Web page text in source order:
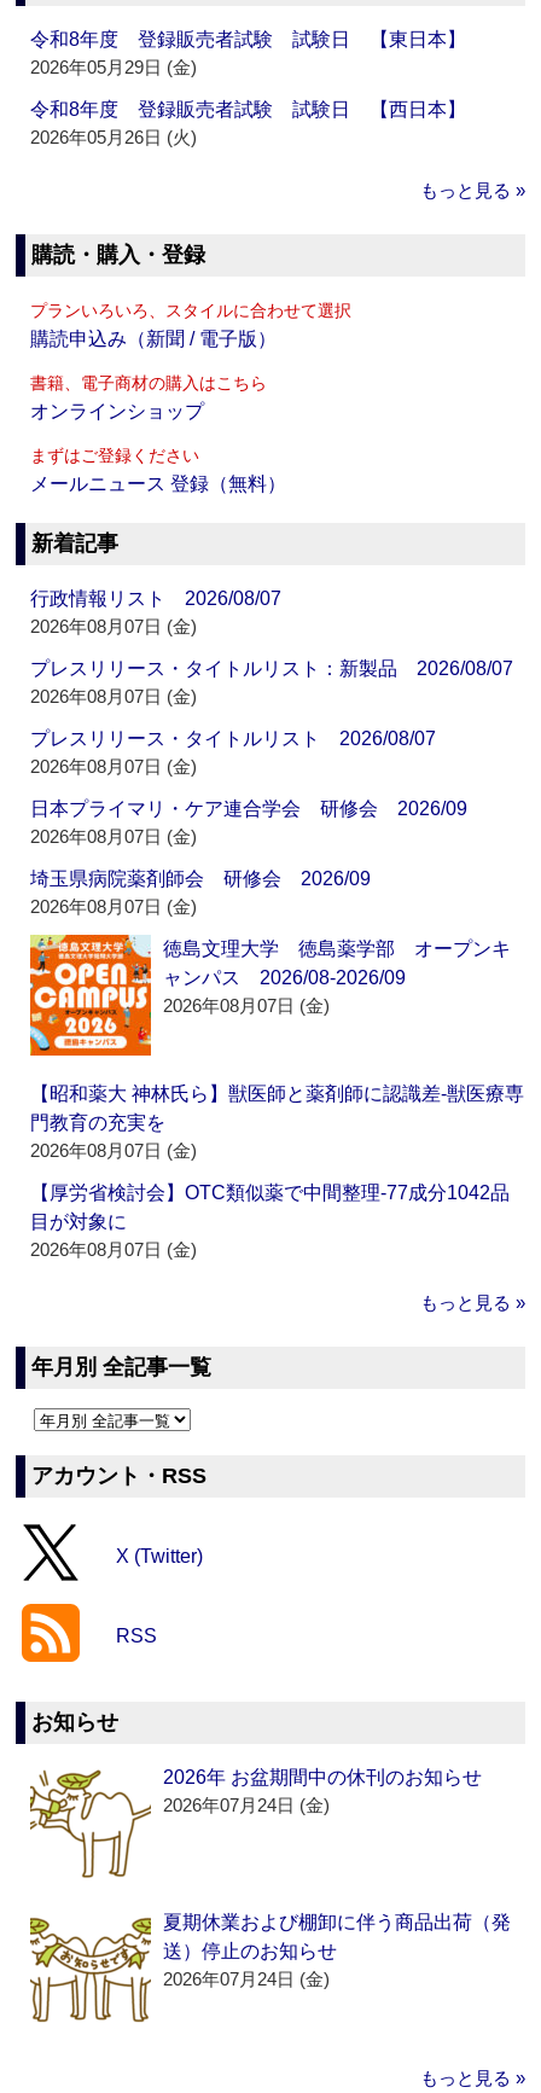
令和8年度 登録販売者試験 試験日 【東日本】
2026年05月29日 (金)
令和8年度 登録販売者試験 試験日 【西日本】
2026年05月26日 (火)
もっと見る »
購読・購入・登録
プランいろいろ、スタイルに合わせて選択
購読申込み（新聞 / 電子版）
書籍、電子商材の購入はこちら
オンラインショップ
まずはご登録ください
メールニュース 登録（無料）
新着記事
行政情報リスト 2026/08/07
2026年08月07日 (金)
プレスリリース・タイトルリスト：新製品 2026/08/07
2026年08月07日 (金)
プレスリリース・タイトルリスト 2026/08/07
2026年08月07日 (金)
日本プライマリ・ケア連合学会 研修会 2026/09
2026年08月07日 (金)
埼玉県病院薬剤師会 研修会 2026/09
2026年08月07日 (金)
徳島文理大学 徳島薬学部 オープンキ
ャンパス 2026/08-2026/09
2026年08月07日 (金)
【昭和薬大 神林氏ら】獣医師と薬剤師に認識差‐獣医療専
門教育の充実を
2026年08月07日 (金)
【厚労省検討会】OTC類似薬で中間整理‐77成分1042品
目が対象に
2026年08月07日 (金)
もっと見る »
年月別 全記事一覧
アカウント・RSS
X (Twitter)
RSS
お知らせ
2026年 お盆期間中の休刊のお知らせ
2026年07月24日 (金)
夏期休業および棚卸に伴う商品出荷（発
送）停止のお知らせ
2026年07月24日 (金)
もっと見る »